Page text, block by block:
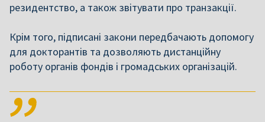
резидентство, а також звітувати про транзакції.
Крім того, підписані закони передбачають допомогу
для докторантів та дозволяють дистанційну
роботу органів фондів і громадських організацій.